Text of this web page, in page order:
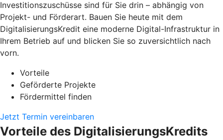
Investitionszuschüsse sind für Sie drin – abhängig von
Projekt- und Förderart. Bauen Sie heute mit dem
DigitalisierungsKredit eine moderne Digital-Infrastruktur in
Ihrem Betrieb auf und blicken Sie so zuversichtlich nach
vorn.
Vorteile
Geförderte Projekte
Fördermittel finden
Jetzt Termin vereinbaren
Vorteile des DigitalisierungsKredits